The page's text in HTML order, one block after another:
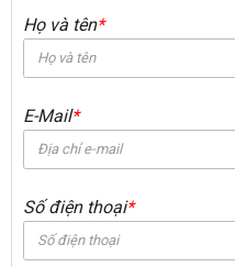
Họ và tên*
E-Mail*
Số điện thoại*